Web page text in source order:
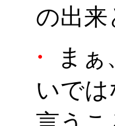
の出
・
ま
いで